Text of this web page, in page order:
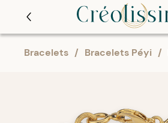
Bracelets / Bracelets Péyi /